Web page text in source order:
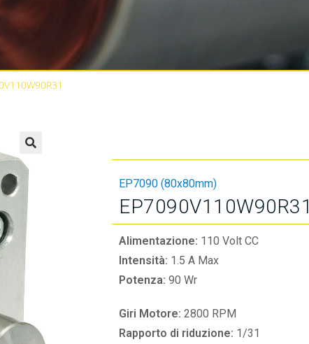
🔍
EP7090 (80x80mm)
EP7090V110W90R31
Alimentazione: 110 Volt CC
Intensità: 1.5 A Max
Potenza: 90 Wr
Giri Motore: 2800 RPM
Rapporto di riduzione: 1/31